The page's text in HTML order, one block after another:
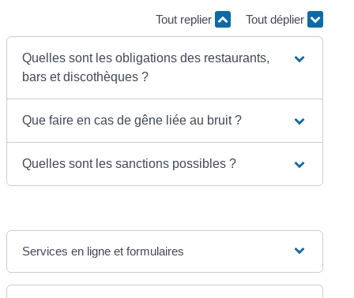
Tout replier Tout déplier
Quelles sont les obligations des restaurants,
bars et discothèques ?
Que faire en cas de gêne liée au bruit ?
Quelles sont les sanctions possibles ?
Services en ligne et formulaires